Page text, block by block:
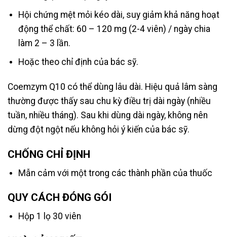
Hội chứng mệt mỏi kéo dài, suy giảm khả năng hoạt
động thể chất: 60 – 120 mg (2-4 viên) / ngày chia
làm 2 – 3 lần.
Hoặc theo chỉ định của bác sỹ.
Coemzym Q10 có thể dùng lâu dài. Hiệu quả lâm sàng
thường được thấy sau chu kỳ điều trị dài ngày (nhiều
tuần, nhiều tháng). Sau khi dùng dài ngày, không nên
dừng đột ngột nếu không hỏi ý kiến của bác sỹ.
CHỐNG CHỈ ĐỊNH
Mẫn cảm với một trong các thành phần của thuốc
QUY CÁCH ĐÓNG GÓI
Hộp 1 lọ 30 viên